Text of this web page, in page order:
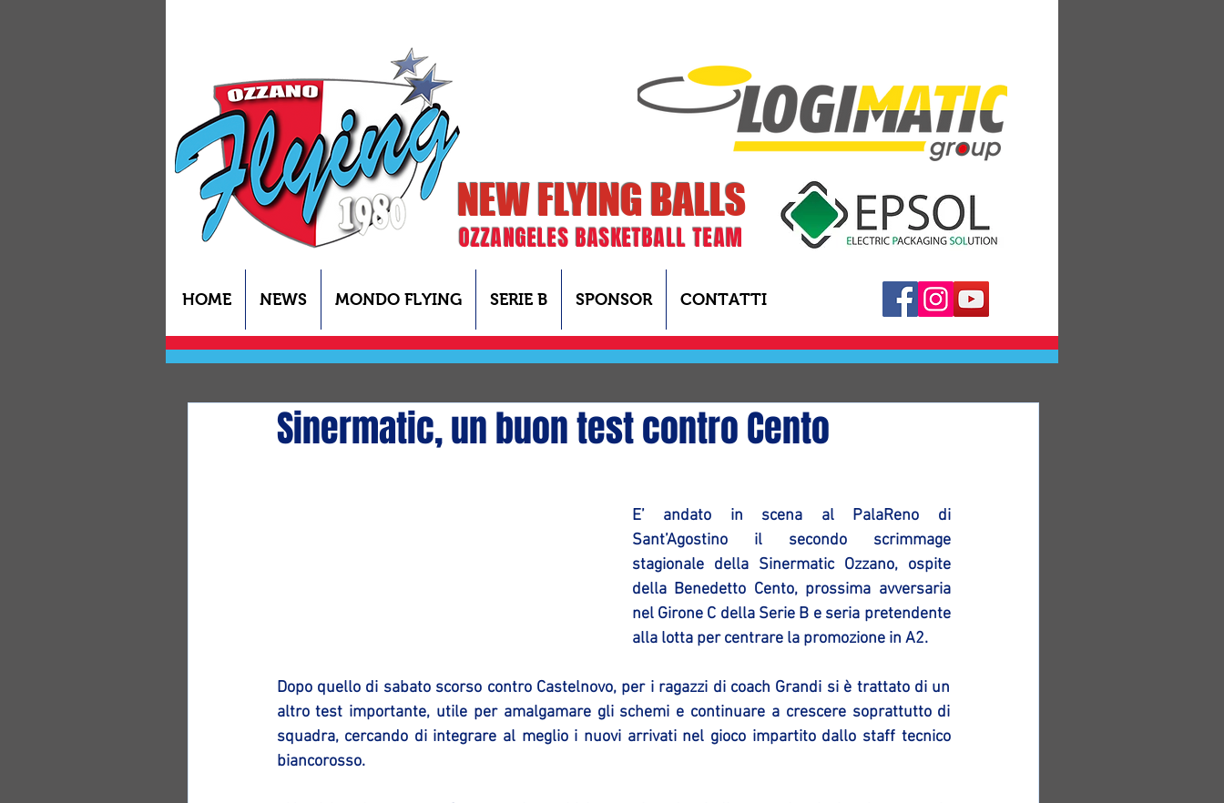
NEW FLYING BALLS
OZZANGELES BASKETBALL TEAM
HOME NEWS MONDO FLYING SERIE B SPONSOR CONTATTI
Sinermatic, un buon test contro Cento
E’ andato in scena al PalaReno di
Sant’Agostino il secondo scrimmage
stagionale della Sinermatic Ozzano, ospite
della Benedetto Cento, prossima avversaria
nel Girone C della Serie B e seria pretendente
alla lotta per centrare la promozione in A2.
Dopo quello di sabato scorso contro Castelnovo, per i ragazzi di coach Grandi si è trattato di un
altro test importante, utile per amalgamare gli schemi e continuare a crescere soprattutto di
squadra, cercando di integrare al meglio i nuovi arrivati nel gioco impartito dallo staff tecnico
biancorosso.